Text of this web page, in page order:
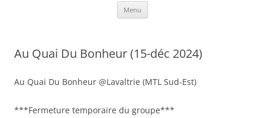
Menu
Au Quai Du Bonheur (15-déc 2024)
Au Quai Du Bonheur @Lavaltrie (MTL Sud-Est)
***Fermeture temporaire du groupe***